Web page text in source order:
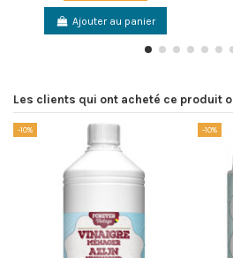
Ajouter au panier
Les clients qui ont acheté ce produit
-10% -10%